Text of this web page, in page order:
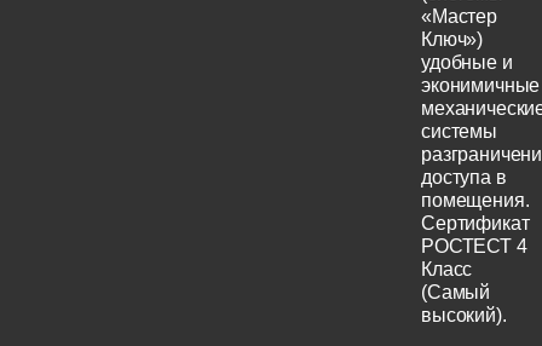
«Мастер
Ключ»)
удобные и
эконимичные
системы
доступа в
помещения.
Сертификат
РОСТЕСТ 4
Класс
(Самый
высокий).